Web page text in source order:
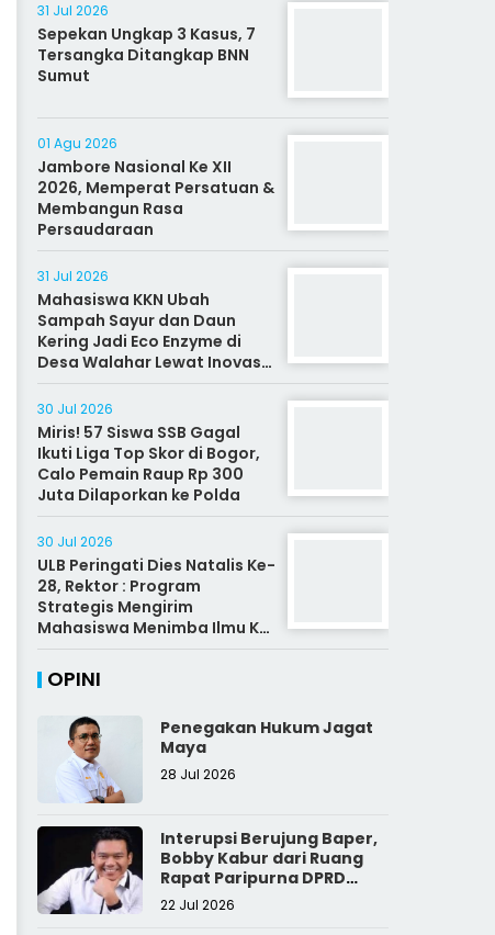
31 Jul 2026
Sepekan Ungkap 3 Kasus, 7
Tersangka Ditangkap BNN
Sumut
01 Agu 2026
Jambore Nasional Ke XII
2026, Memperat Persatuan &
Membangun Rasa
Persaudaraan
31 Jul 2026
Mahasiswa KKN Ubah
Sampah Sayur dan Daun
Kering Jadi Eco Enzyme di
Desa Walahar Lewat Inovasi
Alat Kreatif
30 Jul 2026
Miris! 57 Siswa SSB Gagal
Ikuti Liga Top Skor di Bogor,
Calo Pemain Raup Rp 300
Juta Dilaporkan ke Polda
30 Jul 2026
ULB Peringati Dies Natalis Ke-
28, Rektor : Program
Strategis Mengirim
Mahasiswa Menimba Ilmu Ke
Malaysia
OPINI
Penegakan Hukum Jagat
Maya
28 Jul 2026
Interupsi Berujung Baper,
Bobby Kabur dari Ruang
Rapat Paripurna DPRD
Sumut
22 Jul 2026